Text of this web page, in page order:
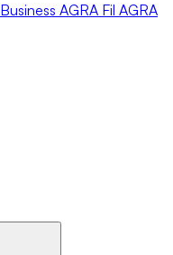
Business AGRA Fil AGRA